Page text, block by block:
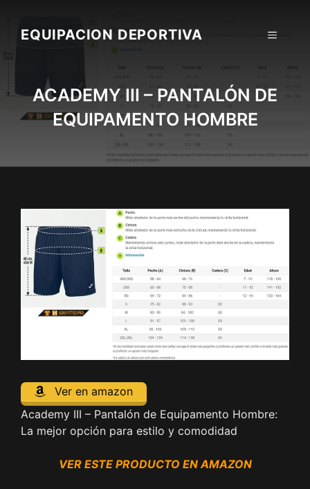
contentEQUIPACION DEPORTIVA MENU
ACADEMY III – PANTALÓN DE
EQUIPAMENTO HOMBRE
Ver en amazon
Academy III – Pantalón de Equipamento Hombre:
La mejor opción para estilo y comodidad
VER ESTE PRODUCTO EN AMAZON